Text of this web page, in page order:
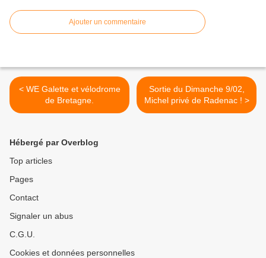
Ajouter un commentaire
< WE Galette et vélodrome
de Bretagne.
Sortie du Dimanche 9/02,
Michel privé de Radenac ! >
Hébergé par Overblog
Top articles
Pages
Contact
Signaler un abus
C.G.U.
Cookies et données personnelles